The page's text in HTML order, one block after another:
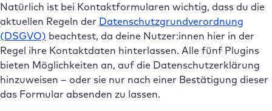
Natürlich ist bei Kontaktformularen wichtig, dass du die
aktuellen Regeln der Datenschutzgrundverordnung
(DSGVO) beachtest, da deine Nutzer:innen hier in der
Regel ihre Kontaktdaten hinterlassen. Alle fünf Plugins
bieten Möglichkeiten an, auf die Datenschutzerklärung
hinzuweisen – oder sie nur nach einer Bestätigung dieser
das Formular absenden zu lassen.